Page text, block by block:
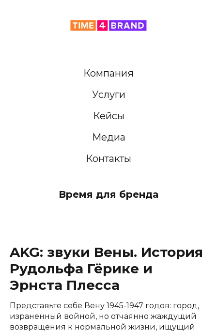
Компания
Услуги
Кейсы
Медиа
Контакты
Время для бренда
AKG: звуки Вены. История
Рудольфа Гёрике и
Эрнста Плесса
Представьте себе Вену 1945-1947 годов: город,
израненный войной, но отчаянно жаждущий
возвращения к нормальной жизни, ищущий